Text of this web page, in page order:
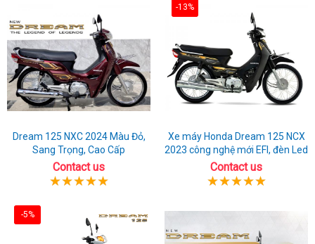
Dream 125 NXC 2024 Màu Đỏ,
Sang Trọng, Cao Cấp
Contact us
-13%
Xe máy Honda Dream 125 NCX
2023 công nghệ mới EFI, đèn Led
Contact us
-5%